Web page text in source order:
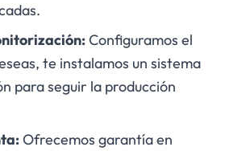
Configuramos el
te instalamos un sistema
para seguir la producción
Ofrecemos garantía en